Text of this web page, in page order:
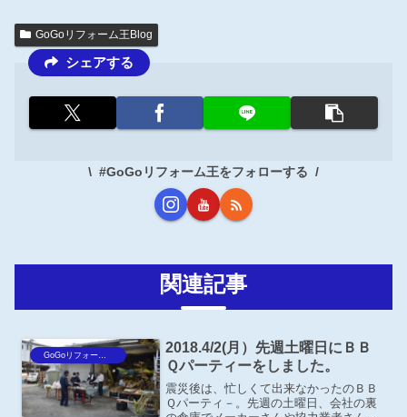
GoGoリフォーム王Blog
シェアする
#GoGoリフォーム王をフォローする
関連記事
GoGoリフォーム王Blog
2018.4/2(月）先週土曜日にＢＢ
Ｑパーティーをしました。
震災後は、忙しくて出来なかったのＢＢ
Ｑパーティ－。先週の土曜日、会社の裏